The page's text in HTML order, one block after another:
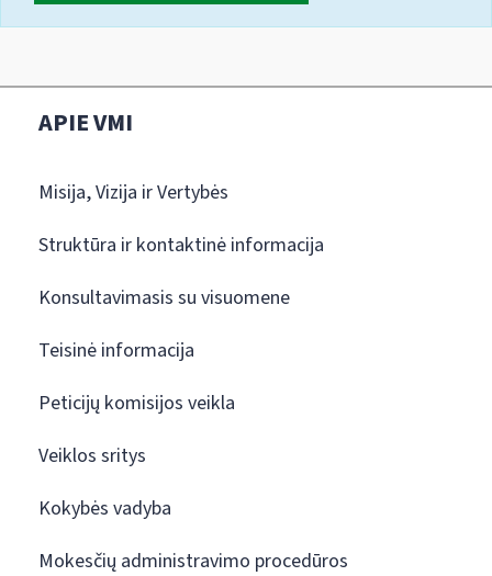
APIE VMI
Misija, Vizija ir Vertybės
Struktūra ir kontaktinė informacija
Konsultavimasis su visuomene
Teisinė informacija
Peticijų komisijos veikla
Veiklos sritys
Kokybės vadyba
Mokesčių administravimo procedūros